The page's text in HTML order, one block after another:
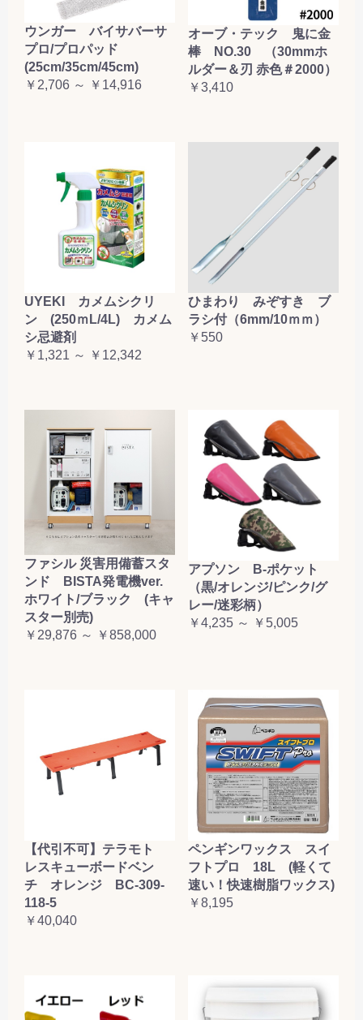
お買い物を続ける カートへ進む
ウンガー バイサバーサ
プロ/プロパッド
(25cm/35cm/45cm)
￥2,706 ～ ￥14,916
オーブ・テック 鬼に金
棒 NO.30 （30mmホ
ルダー＆刃 赤色＃2000）
￥3,410
UYEKI カメムシクリ
ン (250ｍL/4L) カメム
シ忌避剤
￥1,321 ～ ￥12,342
ひまわり みぞすき ブ
ラシ付（6mm/10ｍｍ）
￥550
ファシル 災害用備蓄スタ
ンド BISTA発電機ver.
ホワイト/ブラック (キャ
スター別売)
￥29,876 ～ ￥858,000
アプソン B-ポケット
（黒/オレンジ/ピンク/グ
レー/迷彩柄）
￥4,235 ～ ￥5,005
【代引不可】テラモト
レスキューボードベン
チ オレンジ BC-309-
118-5
￥40,040
ペンギンワックス スイ
フトプロ 18L (軽くて
速い！快速樹脂ワックス)
￥8,195